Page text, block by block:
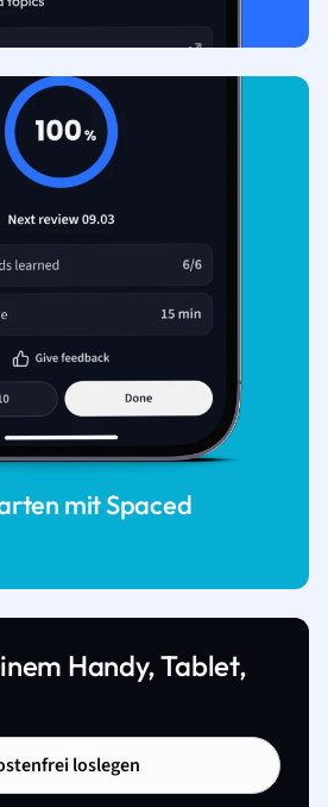
mit Spaced
Handy, Tablet,
loslegen